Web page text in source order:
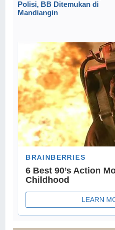
Polisi, BB Ditemukan di
Mandiangin